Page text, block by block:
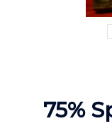
75%